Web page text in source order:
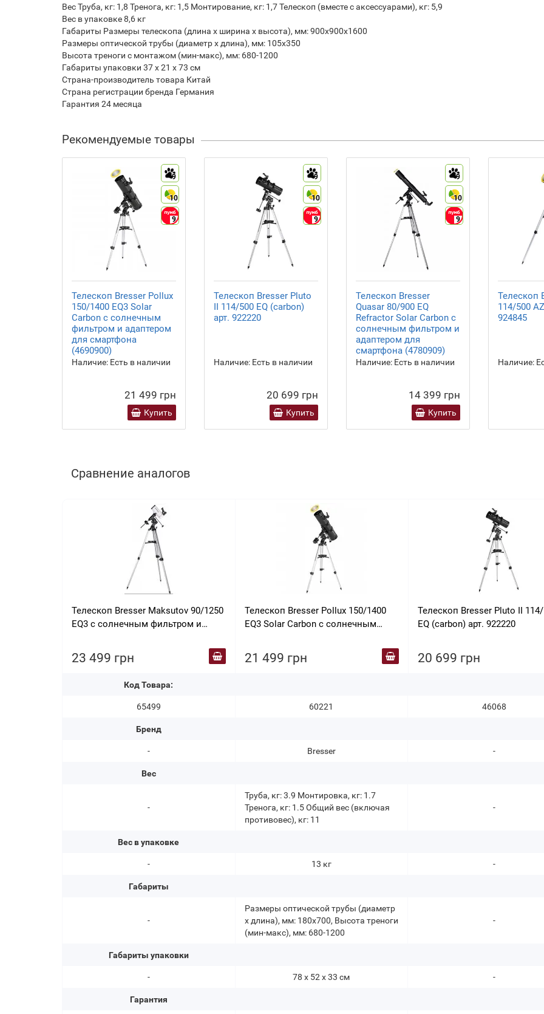
Вес Труба, кг: 1,8 Тренога, кг: 1,5 Монтирование, кг: 1,7 Телескоп (вместе с аксессуарами), кг: 5,9
Вес в упаковке 8,6 кг
Габариты Размеры телескопа (длина x ширина x высота), мм: 900х900x1600
Размеры оптической трубы (диаметр х длина), мм: 105x350
Высота треноги с монтажом (мин-макс), мм: 680-1200
Габариты упаковки 37 х 21 х 73 см
Страна-производитель товара Китай
Страна регистрации бренда Германия
Гарантия 24 месяца
Рекомендуемые товары
9
10
9
Телескоп Bresser Pollux
150/1400 EQ3 Solar
Carbon с солнечным
фильтром и адаптером
для смартфона
(4690900)
Наличие: Есть в наличии
21 499 грн
Купить
9
10
9
Телескоп Bresser Pluto
II 114/500 EQ (carbon)
арт. 922220
Наличие: Есть в наличии
20 699 грн
Купить
9
10
9
Телескоп Bresser
Quasar 80/900 EQ
Refractor Solar Carbon с
солнечным фильтром и
адаптером для
смартфона (4780909)
Наличие: Есть в наличии
14 399 грн
Купить
Телескоп
114/500
924845
Наличие:
Сравнение аналогов
Телескоп Bresser Maksutov 90/1250
EQ3 с солнечным фильтром и
(4690129) арт. 926263
23 499 грн
Код Товара:
65499
Бренд
-
Вес
-
Вес в упаковке
-
Габариты
-
Габариты упаковки
-
Гарантия
Телескоп Bresser Pollux 150/1400
EQ3 Solar Carbon с солнечным
смартфона (4690900)
21 499 грн
60221
Bresser
Труба, кг: 3.9 Монтировка, кг: 1.7
Тренога, кг: 1.5 Общий вес (включая
противовес), кг: 11
13 кг
Размеры оптической трубы (диаметр
х длина), мм: 180x700, Высота треноги
(мин-макс), мм: 680-1200
78 х 52 х 33 см
Телескоп Bresser Pluto II
EQ (carbon) арт. 922220
20 699 грн
46068
-
-
-
-
-